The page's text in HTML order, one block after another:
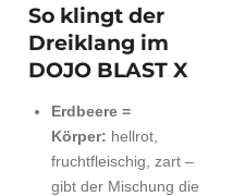
So klingt der
Dreiklang im
DOJO BLAST X
Erdbeere =
Körper: hellrot,
fruchtfleischig, zart –
gibt der Mischung die